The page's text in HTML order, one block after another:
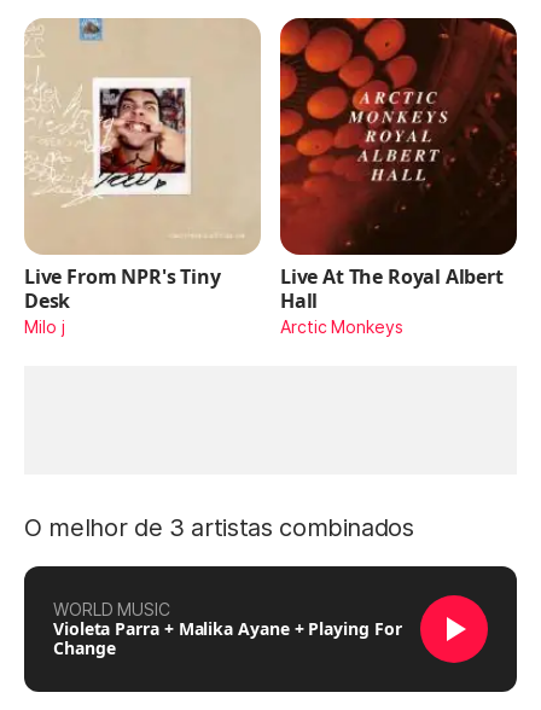
Live From NPR's Tiny
Desk
Milo j
Live At The Royal Albert
Hall
Arctic Monkeys
O melhor de 3 artistas combinados
WORLD MUSIC
Violeta Parra + Malika Ayane + Playing For
Change